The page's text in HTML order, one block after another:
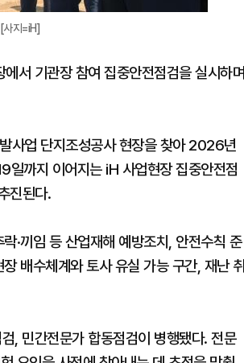
사지=iH]
서 기관장 참여 집중안전점검을 실시하며
사업 단지조성공사 현장을 찾아 2026년
까지 이어지는 iH 사업현장 집중안전점
진된다.
·끼임 등 산업재해 예방조치, 안전수칙 준
배수체계와 토사 유실 가능 구간, 재난 취
, 민간전문가 합동점검이 병행됐다. 전문